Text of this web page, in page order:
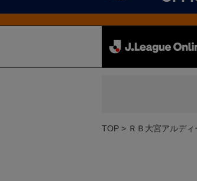
TOP ＲＢ大宮アルディ